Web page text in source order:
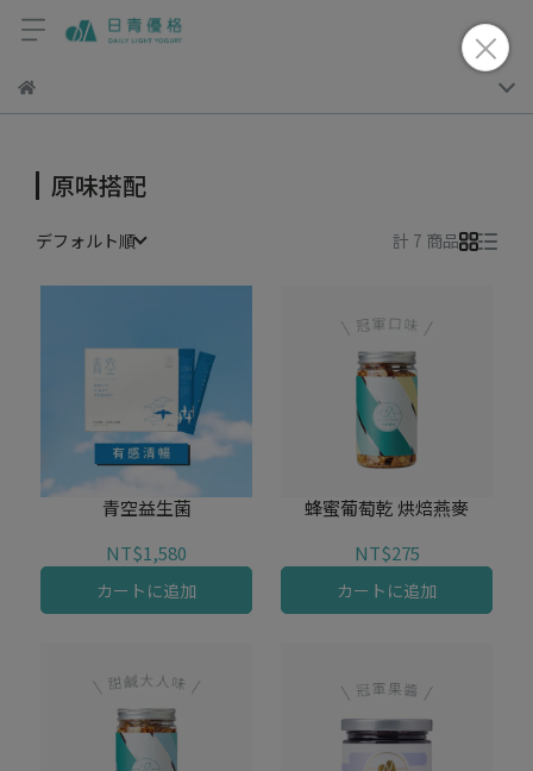
原味搭配
デフォルト順 計 7 商品
青空益生菌
NT$1,580
カートに追加
蜂蜜葡萄乾 烘焙燕麥
NT$275
カートに追加